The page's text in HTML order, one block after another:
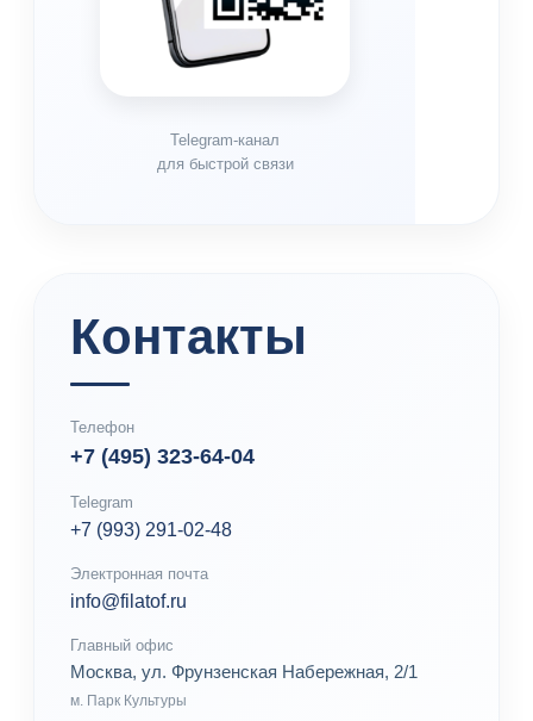
Telegram-канал
для быстрой связи
Контакты
Телефон
+7 (495) 323-64-04
Telegram
+7 (993) 291-02-48
Электронная почта
info@filatof.ru
Главный офис
Москва, ул. Фрунзенская Набережная, 2/1
м. Парк Культуры